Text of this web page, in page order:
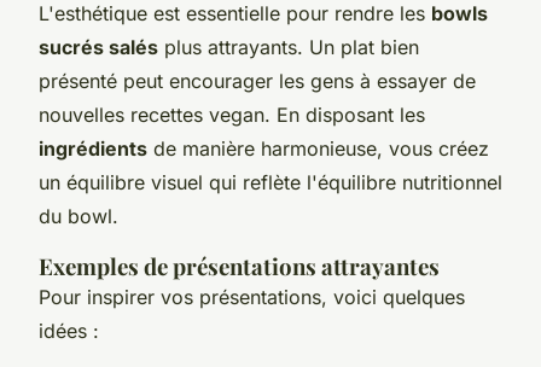
L'esthétique est essentielle pour rendre les bowls
sucrés salés plus attrayants. Un plat bien
présenté peut encourager les gens à essayer de
nouvelles recettes vegan. En disposant les
ingrédients de manière harmonieuse, vous créez
un équilibre visuel qui reflète l'équilibre nutritionnel
du bowl.
Exemples de présentations attrayantes
Pour inspirer vos présentations, voici quelques
idées :